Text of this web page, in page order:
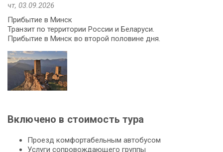
чт, 03.09.2026
Прибытие в Минск
Транзит по территории России и Беларуси.
Прибытие в Минск во второй половине дня.
Включено в стоимость тура
Проезд комфортабельным автобусом
Услуги сопровождающего группы